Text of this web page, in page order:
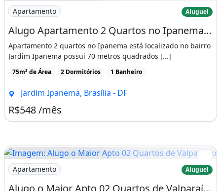
Imagem: Alugo Apartamento 2 Quartos no Ipanema em
Apartamento Aluguel
Alugo Apartamento 2 Quartos no Ipanema em Valparaiso
Apartamento 2 quartos no Ipanema está localizado no bairro
Jardim Ipanema possui 70 metros quadrados [...]
75m² de Área 2 Dormitórios 1 Banheiro
Jardim Ipanema, Brasília - DF
R$548 /mês
Imagem: Alugo o Maior Apto 02 Quartos de Valparaíso
Apartamento Aluguel